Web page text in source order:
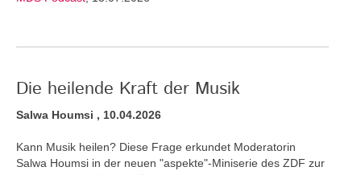
Die heilende Kraft der Musik
Salwa Houmsi , 10.04.2026
Kann Musik heilen? Diese Frage erkundet Moderatorin
Salwa Houmsi in der neuen "aspekte"-Miniserie des ZDF zur